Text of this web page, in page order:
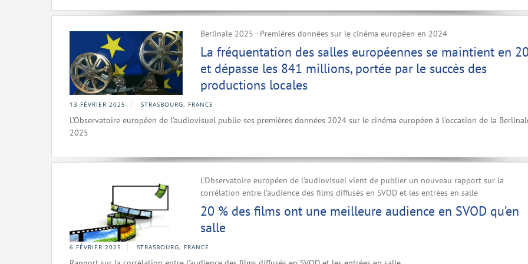
Berlinale 2025 - Premières données sur le cinéma européen en 2024
La fréquentation des salles européennes se maintient en
et dépasse les 841 millions, portée par le succès des
productions locales
13 FÉVRIER 2025 STRASBOURG, FRANCE
L’Observatoire européen de l’audiovisuel publie ses premières données 2024 sur le cinéma européen à l'occasion de la
2025
L’Observatoire européen de l’audiovisuel vient de publier un nouveau rapport sur la
corrélation entre l’audience des films diffusés en SVOD et les entrées en salle
20 % des films ont une meilleure audience en SVOD qu’en
salle
6 FÉVRIER 2025 STRASBOURG, FRANCE